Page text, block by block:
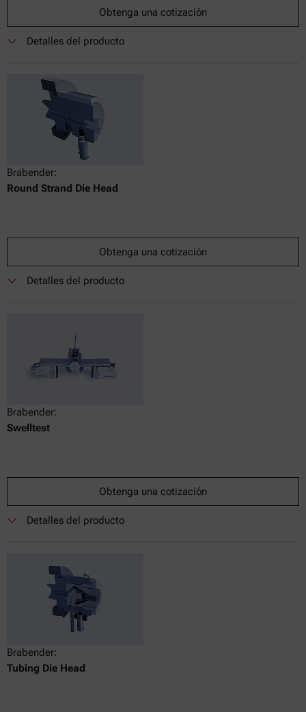
Obtenga una cotización
Detalles del producto
Brabender:
Round Strand Die Head
Obtenga una cotización
Detalles del producto
Brabender:
Swelltest
Obtenga una cotización
Detalles del producto
Brabender:
Tubing Die Head